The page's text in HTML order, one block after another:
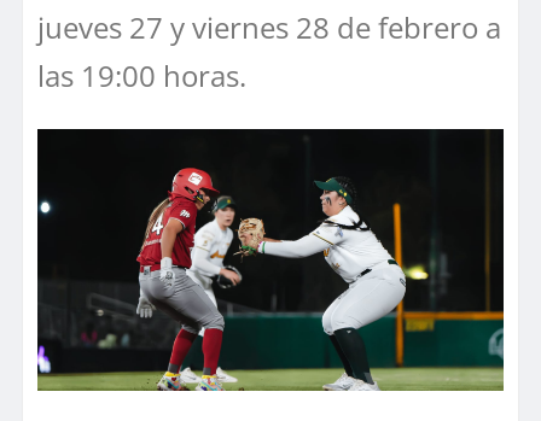
jueves 27 y viernes 28 de febrero a
las 19:00 horas.